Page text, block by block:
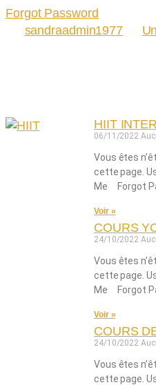
Forgot Password
sandraadmin1977
HIIT
06/11/2022
Vous êtes
cette page.
Me Forgot
Voir »
COURS
24/10/2022
Vous êtes
cette page.
Me Forgot
Voir »
COURS
24/10/2022
Vous êtes
cette page.